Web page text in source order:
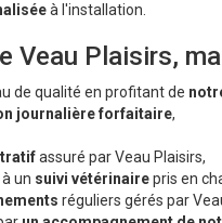
à l'installation.
Veau Plaisirs,
de qualité en profitant de
journalière forfaitaire,
assuré par Veau Plaisirs,
un suivi vétérinairepris en
réguliers gérés par